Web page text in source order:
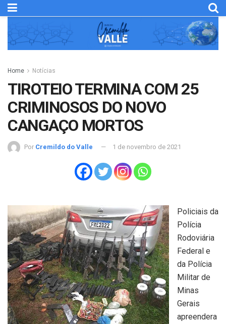
Home Notícias
TIROTEIO TERMINA COM 25
CRIMINOSOS DO NOVO
CANGAÇO MORTOS
Por Cremildo do Valle 1 de novembro de 2021
Policiais da
Polícia
Rodoviária
Federal e
da Polícia
Militar de
Minas
Gerais
apreendera